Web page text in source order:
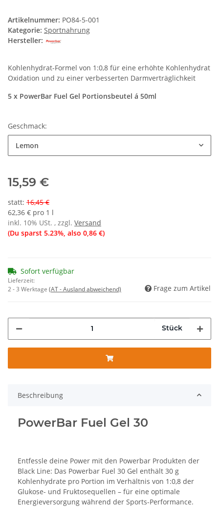
Artikelnummer: PO84-5-001
Kategorie: Sportnahrung
Hersteller:
Kohlenhydrat-Formel von 1:0,8 für eine erhöhte Kohlenhydrat
Oxidation und zu einer verbesserten Darmverträglichkeit
5 x PowerBar Fuel Gel Portionsbeutel á 50ml
Geschmack:
Lemon
15,59 €
statt: 16,45 €
62,36 € pro 1 l
inkl. 10% USt. , zzgl. Versand
(Du sparst 5.23%, also 0,86 €)
Sofort verfügbar
Lieferzeit:
2 - 3 Werktage (AT - Ausland abweichend) Frage zum Artikel
Stück
Beschreibung
PowerBar Fuel Gel 30
Entfessle deine Power mit den Powerbar Produkten der
Black Line: Das Powerbar Fuel 30 Gel enthält 30 g
Kohlenhydrate pro Portion im Verhältnis von 1:0,8 der
Glukose- und Fruktosequellen – für eine optimale
Energieversorgung während der Sports-Performance.